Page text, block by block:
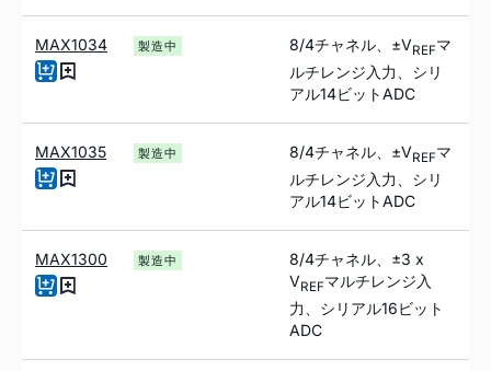
MAX1034 製造中 8/4チャネル、±VREFマ
ルチレンジ入力、シリ
アル14ビットADC
MAX1035 製造中 8/4チャネル、±VREFマ
ルチレンジ入力、シリ
アル14ビットADC
MAX1300 製造中
8/4チャネル、±3 x
VREFマルチレンジ入
力、シリアル16ビット
ADC